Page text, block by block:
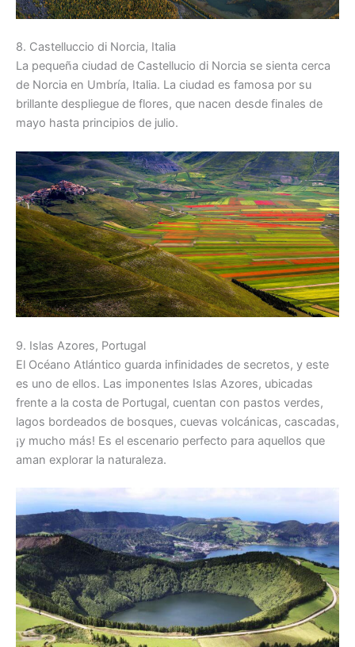
8. Castelluccio di Norcia, Italia
La pequeña ciudad de Castellucio di Norcia se sienta cerca
de Norcia en Umbría, Italia. La ciudad es famosa por su
brillante despliegue de flores, que nacen desde finales de
mayo hasta principios de julio.
9. Islas Azores, Portugal
El Océano Atlántico guarda infinidades de secretos, y este
es uno de ellos. Las imponentes Islas Azores, ubicadas
frente a la costa de Portugal, cuentan con pastos verdes,
lagos bordeados de bosques, cuevas volcánicas, cascadas,
¡y mucho más! Es el escenario perfecto para aquellos que
aman explorar la naturaleza.